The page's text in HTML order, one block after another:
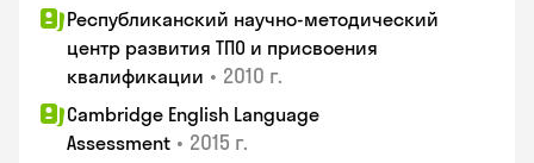
Республиканский научно-методический
центр развития ТПО и присвоения
квалификации • 2010 г.
Cambridge English Language
Assessment • 2015 г.